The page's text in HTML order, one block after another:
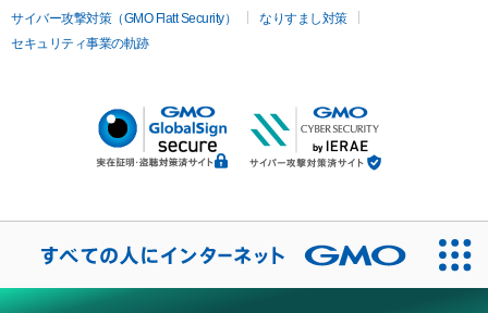
サイバー攻撃対策（GMO Flatt Security）
なりすまし対策
セキュリティ事業の軌跡